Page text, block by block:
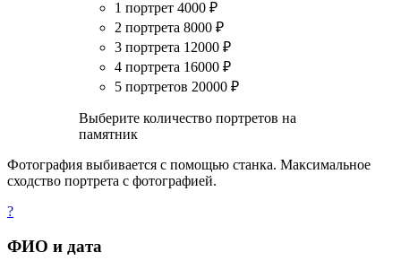
1 портрет 4000 ₽
2 портрета 8000 ₽
3 портрета 12000 ₽
4 портрета 16000 ₽
5 портретов 20000 ₽
Выберите количество портретов на
памятник
Фотография выбивается с помощью станка. Максимальное
сходство портрета с фотографией.
?
ФИО и дата